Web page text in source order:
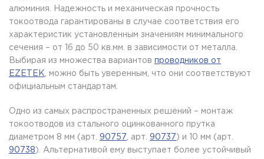
алюминия. Надежность и механическая прочность
токоотвода гарантированы в случае соответствия его
характеристик установленным значениям минимального
сечения – от 16 до 50 кв.мм. в зависимости от металла.
Выбирая из множества вариантов проводников от
EZETEK , можно быть уверенным, что они соответствуют
официальным стандартам.
Одно из самых распространенных решений – монтаж
токоотводов из стального оцинкованного прутка
диаметром 8 мм (арт. 90757 , арт. 90737 ) и 10 мм (арт.
90738 ). Альтернативой ему выступает более устойчивый